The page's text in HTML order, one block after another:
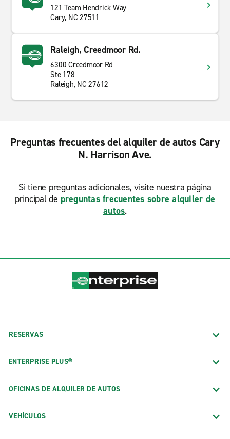
121 Team Hendrick Way
Cary, NC 27511
Raleigh, Creedmoor Rd.
6300 Creedmoor Rd
Ste 178
Raleigh, NC 27612
Preguntas frecuentes del alquiler de autos Cary
N. Harrison Ave.
Si tiene preguntas adicionales, visite nuestra página
principal de preguntas frecuentes sobre alquiler de
autos.
RESERVAS
ENTERPRISE PLUS®
OFICINAS DE ALQUILER DE AUTOS
VEHÍCULOS